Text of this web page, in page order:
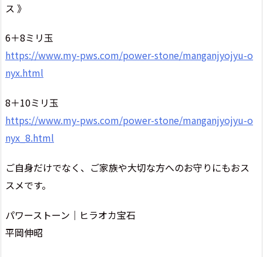
ス 》
6＋8ミリ玉
https://www.my-pws.com/power-stone/manganjyojyu-o
nyx.html
8＋10ミリ玉
https://www.my-pws.com/power-stone/manganjyojyu-o
nyx_8.html
ご自身だけでなく、ご家族や大切な方へのお守りにもおス
スメです。
パワーストーン｜ヒラオカ宝石
平岡伸昭